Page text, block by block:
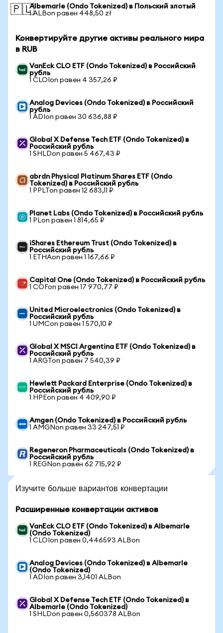
🇵🇱Albemarle (Ondo Tokenized) в Польский злотый
1 ALBon равен 448,50 zł
Конвертируйте другие активы реального мира
в RUB
VanEck CLO ETF (Ondo Tokenized) в Российский
рубль
1 CLOIon равен 4 357,26 ₽
Analog Devices (Ondo Tokenized) в Российский
рубль
1 ADIon равен 30 636,88 ₽
Global X Defense Tech ETF (Ondo Tokenized) в
Российский рубль
1 SHLDon равен 5 467,43 ₽
abrdn Physical Platinum Shares ETF (Ondo
Tokenized) в Российский рубль
1 PPLTon равен 12 683,11 ₽
Planet Labs (Ondo Tokenized) в Российский рубль
1 PLon равен 1 814,65 ₽
iShares Ethereum Trust (Ondo Tokenized) в
Российский рубль
1 ETHAon равен 1 167,66 ₽
Capital One (Ondo Tokenized) в Российский рубль
1 COFon равен 17 970,77 ₽
United Microelectronics (Ondo Tokenized) в
Российский рубль
1 UMCon равен 1 570,10 ₽
Global X MSCI Argentina ETF (Ondo Tokenized) в
Российский рубль
1 ARGTon равен 7 540,39 ₽
Hewlett Packard Enterprise (Ondo Tokenized) в
Российский рубль
1 HPEon равен 4 409,90 ₽
Amgen (Ondo Tokenized) в Российский рубль
1 AMGNon равен 33 247,51 ₽
Regeneron Pharmaceuticals (Ondo Tokenized) в
Российский рубль
1 REGNon равен 62 715,92 ₽
Изучите больше вариантов конвертации
Расширенные конвертации активов
VanEck CLO ETF (Ondo Tokenized) в Albemarle
(Ondo Tokenized)
1 CLOIon равен 0,446593 ALBon
Analog Devices (Ondo Tokenized) в Albemarle
(Ondo Tokenized)
1 ADIon равен 3,1401 ALBon
Global X Defense Tech ETF (Ondo Tokenized) в
Albemarle (Ondo Tokenized)
1 SHLDon равен 0,560378 ALBon